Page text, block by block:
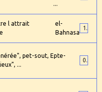
...
el-
Bahnasa
1
pet-sout, Epte-
...
0